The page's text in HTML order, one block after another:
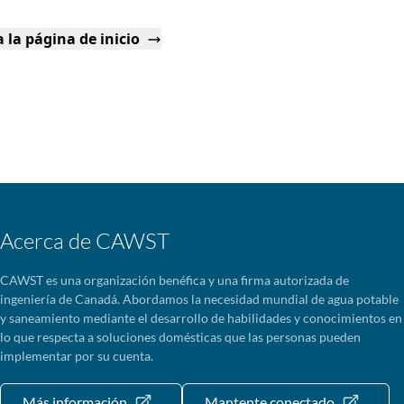
la página de inicio
Acerca de CAWST
CAWST es una organización benéfica y una firma autorizada de
ingeniería de Canadá. Abordamos la necesidad mundial de agua potable
y saneamiento mediante el desarrollo de habilidades y conocimientos en
lo que respecta a soluciones domésticas que las personas pueden
implementar por su cuenta.